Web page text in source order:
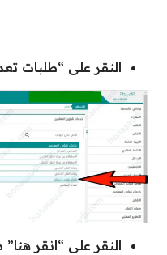
النقر على “طلبات
النقر على “انقر